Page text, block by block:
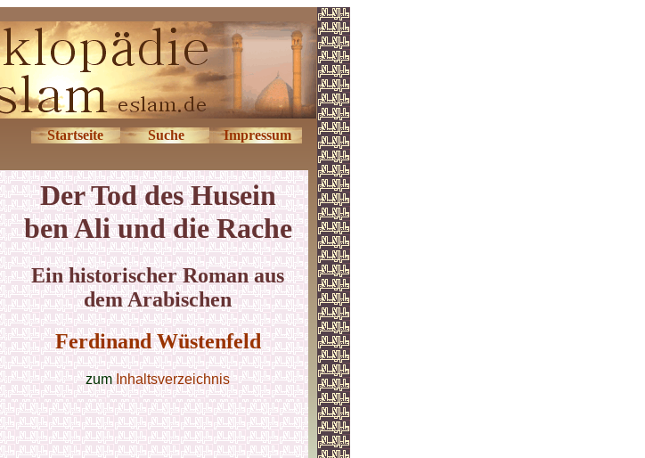
Startseite Suche Impressum
Der Tod des Husein
ben Ali und die Rache
Ein historischer Roman aus
dem Arabischen
Ferdinand Wüstenfeld
zumInhaltsverzeichnis